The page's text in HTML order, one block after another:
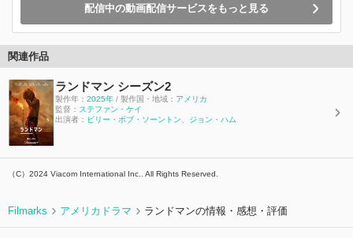
配信中の動画配信サービスをもっと見る
関連作品
ランドマン シーズン2
製作年： 2025年 / 製作国・地域： アメリカ
監督： ステファン・ケイ
出演者： ビリー・ボブ・ソーントン ジョン・ハム
（C）2024 Viacom International Inc.. All Rights Reserved.
Filmarks アメリカドラマ ランドマンの情報・感想・評価